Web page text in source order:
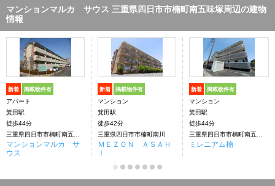
マンションマルカ サウス 三重県四日市市楠町南五味塚周辺の建物
情報
新着 掲載物件有
アパート
箕田駅
徒歩44分
マンションマルカ サ
ウス
新着 掲載物件有
マンション
箕田駅
徒歩42分
三重県四日市市楠町南川
ＭＥＺＯＮ ＡＳＡＨ
Ｉ
新着 掲載物件有
マンション
箕田駅
徒歩44分
ミレニアム楠